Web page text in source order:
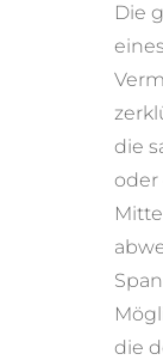
Die
die
oder
die